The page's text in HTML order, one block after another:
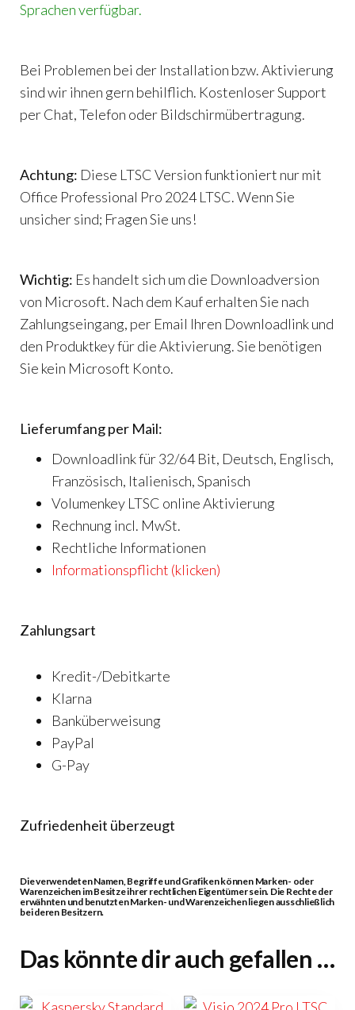
Sprachen verfügbar.
Bei Problemen bei der Installation bzw. Aktivierung
sind wir ihnen gern behilflich. Kostenloser Support
per Chat, Telefon oder Bildschirmübertragung.
Achtung: Diese LTSC Version funktioniert nur mit
Office Professional Pro 2024 LTSC. Wenn Sie
unsicher sind; Fragen Sie uns!
Wichtig: Es handelt sich um die Downloadversion
von Microsoft. Nach dem Kauf erhalten Sie nach
Zahlungseingang, per Email Ihren Downloadlink und
den Produktkey für die Aktivierung. Sie benötigen
Sie kein Microsoft Konto.
Lieferumfang per Mail:
Downloadlink für 32/64 Bit, Deutsch, Englisch,
Französisch, Italienisch, Spanisch
Volumenkey LTSC online Aktivierung
Rechnung incl. MwSt.
Rechtliche Informationen
Informationspflicht (klicken)
Zahlungsart
Kredit-/Debitkarte
Klarna
Banküberweisung
PayPal
G-Pay
Zufriedenheit überzeugt
Die verwendeten Namen, Begriffe und Grafiken können Marken- oder
Warenzeichen im Besitze ihrer rechtlichen Eigentümer sein. Die Rechte der
erwähnten und benutzten Marken- und Warenzeichen liegen ausschließlich
bei deren Besitzern.
Das könnte dir auch gefallen …